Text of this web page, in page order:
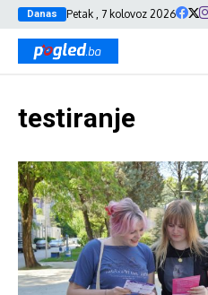
Danas Petak , 7 kolovoz 2026
testiranje